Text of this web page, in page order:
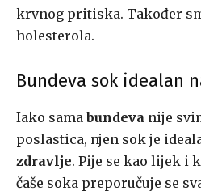
krvnog pritiska. Također
holesterola.
Bundeva sok idealan
Iako samabundeva nije
poslastica, njen sok je
zdravlje. Pije se kao lijek i
čaše soka preporučuje se